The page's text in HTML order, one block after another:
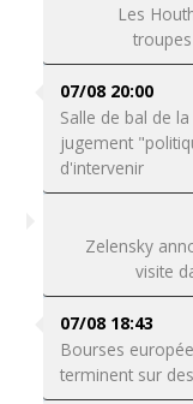
Les
07/08 20:00
Salle de bal de
jugement
d'intervenir
Zelensky
visite
07/08 18:43
Bourses
terminent sur